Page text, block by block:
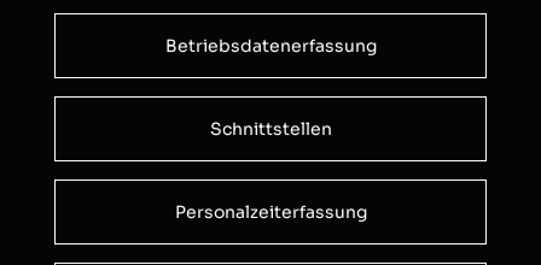
Betriebsdatenerfassung
Schnittstellen
Personalzeiterfassung